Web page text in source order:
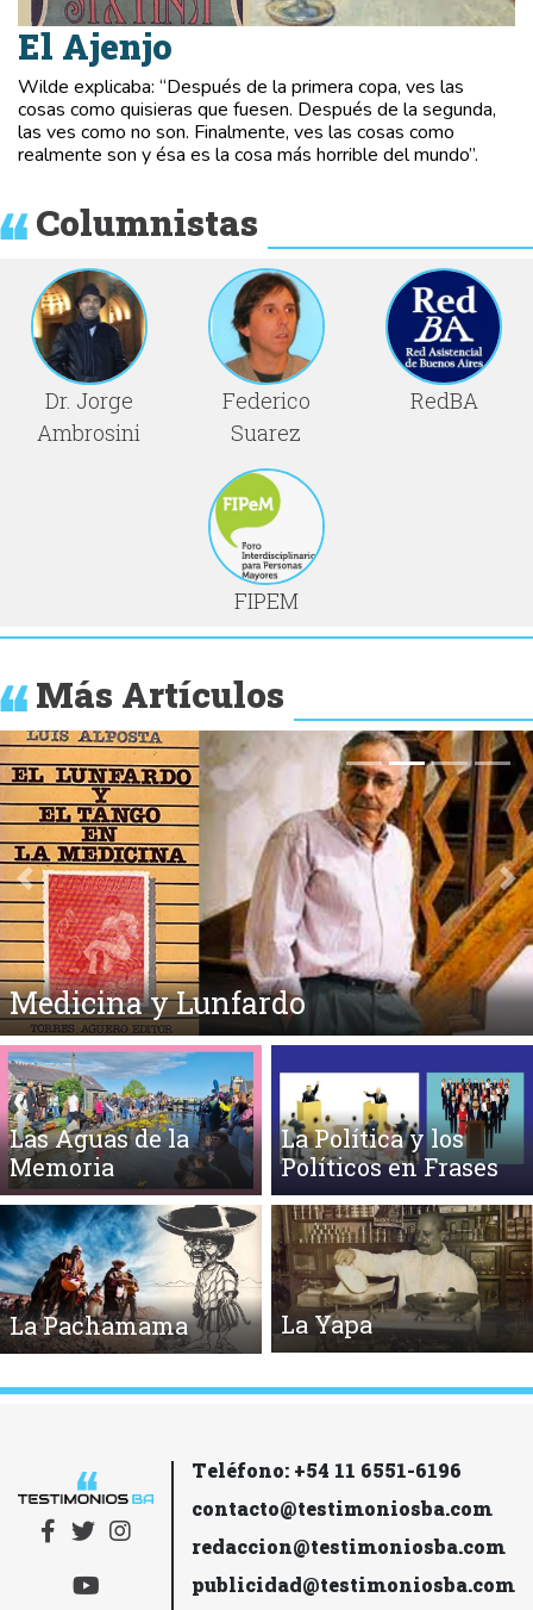
El Ajenjo
Wilde explicaba: “Después de la primera copa, ves las
cosas como quisieras que fuesen. Después de la segunda,
las ves como no son. Finalmente, ves las cosas como
realmente son y ésa es la cosa más horrible del mundo”.
Columnistas
Dr. Jorge
Ambrosini
Federico
Suarez
RedBA
FIPEM
Más Artículos
Medicina y Lunfardo
Anterior
Las Aguas de la
Memoria
La Política y los
Políticos en Frases
La Pachamama La Yapa
Teléfono: +54 11 6551-6196
contacto@testimoniosba.com
redaccion@testimoniosba.com
publicidad@testimoniosba.com